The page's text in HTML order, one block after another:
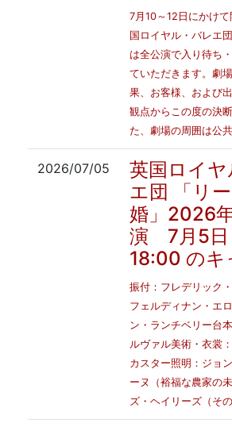
7月10～12日にかけ
国ロイヤル・バレエ
は全公演で入り待ち
ていただきます。劇
果、お客様、および
観点からこの度の決
た、劇場の周囲は公
2026/07/05
英国ロイヤ
エ団 「リ
婚」2026
演 7月5日
18:00 のキ
振付：フレデリック
フェルディナン・エ
ン・ランチベリー台
ルヴァル美術・衣裳
カスター照明：ジョ
ーヌ（裕福な農家の
ズ・ヘイリーズ（そ